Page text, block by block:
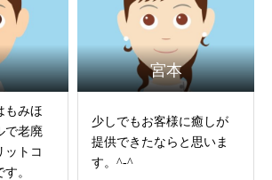
もみほ
で老廃
ットコ
。
宮本
少しでもお客様に癒しが
提供できたならと思いま
す。^-^